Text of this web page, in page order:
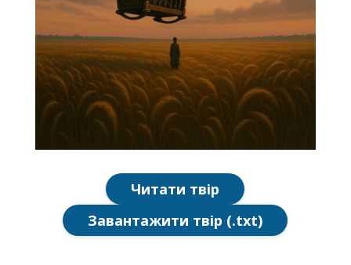
Читати твір
Завантажити твір (.txt)